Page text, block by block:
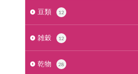
豆類 12
雑穀 12
乾物 28